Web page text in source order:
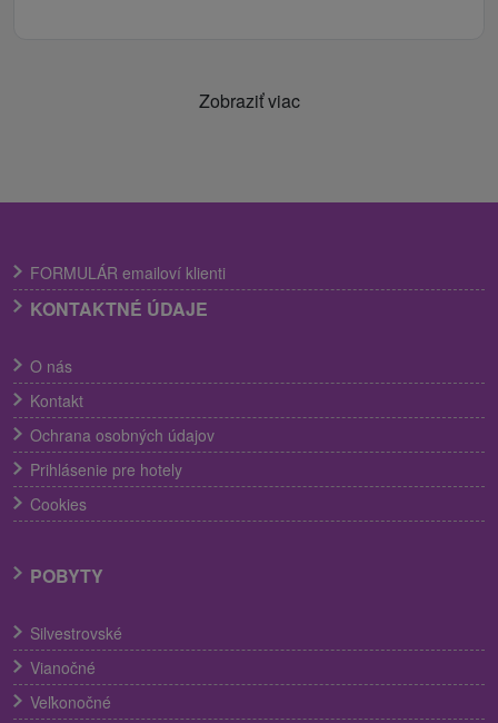
Zobraziť viac
FORMULÁR emailoví klienti
KONTAKTNÉ ÚDAJE
O nás
Kontakt
Ochrana osobných údajov
Prihlásenie pre hotely
Cookies
POBYTY
Silvestrovské
Vianočné
Veľkonočné